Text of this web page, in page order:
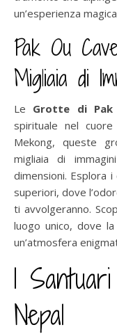
un’esperienza
Pak Ou
Migliaia di
Le Grotte di Pak
spirituale nel
Mekong, queste
migliaia di
dimensioni. Esplora
superiori, dove
ti avvolgeranno.
luogo unico, dove
un’atmosfera
I Santuari
Nepal